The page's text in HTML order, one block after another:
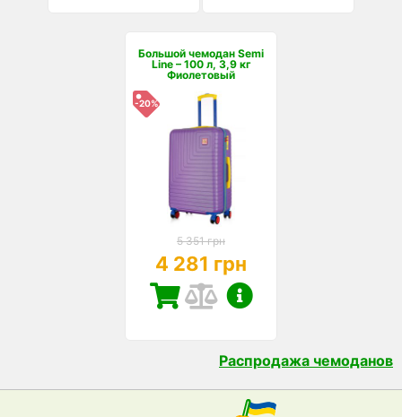
Большой чемодан Semi
Line – 100 л, 3,9 кг
Фиолетовый
-20%
5 351 грн
4 281 грн
Распродажа чемоданов